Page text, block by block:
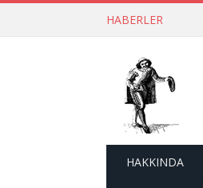
HABERLER
HAKKINDA